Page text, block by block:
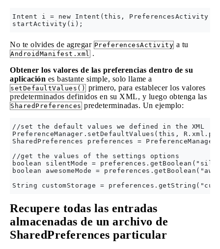
Intent i = new Intent(this,
No te olvides de agregar PreferencesActivity a tu
AndroidManifest.xml .
Obtener los valores de las preferencias dentro de su
aplicación es bastante simple, solo llame a
setDefaultValues() primero, para establecer los valores
predeterminados definidos en su XML, y luego obtenga las
SharedPreferences predeterminadas. Un ejemplo:
//set the default values we defined in the XML
PreferenceManager.setDefaultValues(this,
SharedPreferences preferences =
//get the values of the settings options
boolean silentMode =
boolean awesomeMode =
Recupere todas las entradas
almacenadas de un archivo de
SharedPreferences particular